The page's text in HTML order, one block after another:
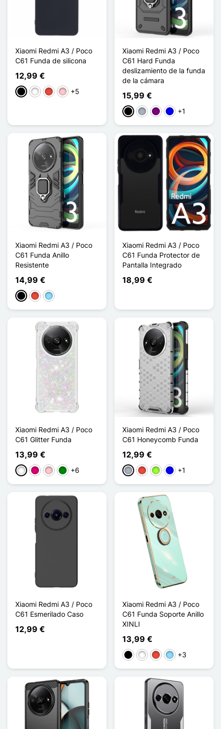
Xiaomi Redmi A3 / Poco
C61 Funda de silicona
12,99 €
NegroBlancoRojoRosa+5
Xiaomi Redmi A3 / Poco
C61 Hard Funda
deslizamiento de la funda
de la cámara
15,99 €
NegroGris Púrpura
Azul+1
Xiaomi Redmi A3 / Poco
C61 Funda Anillo
Resistente
14,99 €
NegroRojoAzul claro
Xiaomi Redmi A3 / Poco
C61 Funda Protector de
Pantalla Integrado
18,99 €
Xiaomi Redmi A3 / Poco
C61 Glitter Funda
13,99 €
BlancoMagenta
RosaVerde
+6
Xiaomi Redmi A3 / Poco
C61 Honeycomb Funda
12,99 €
Gris RojoVerde manzana
Azul+1
Xiaomi Redmi A3 / Poco
C61 Esmerilado Caso
12,99 €
Xiaomi Redmi A3 / Poco
C61 Funda Soporte Anillo
XINLI
13,99 €
NegroBlancoRojoAzul claro
+3